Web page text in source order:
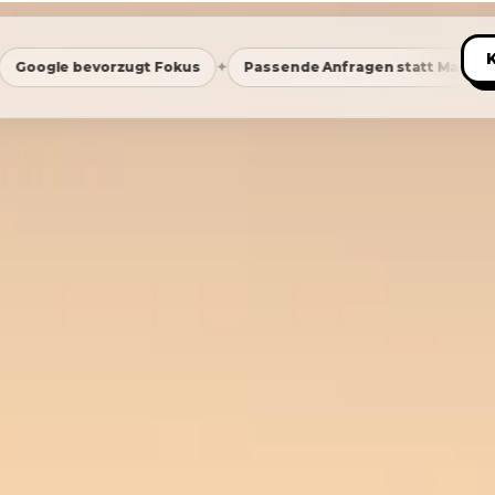
✦ Passende Anfragen statt Masse ✦ Saubere